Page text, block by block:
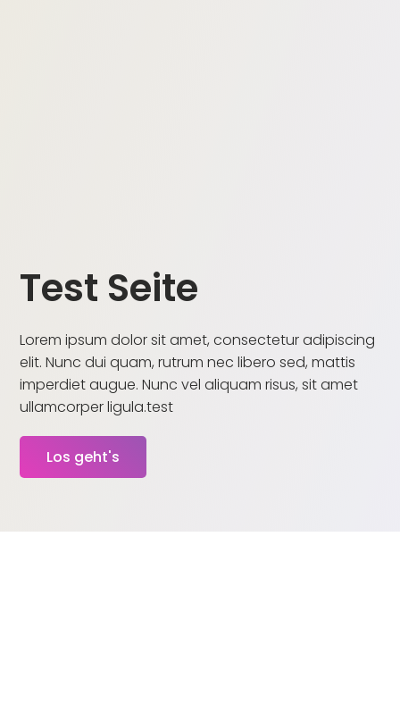
Test Seite
Lorem ipsum dolor sit amet, consectetur adipiscing
elit. Nunc dui quam, rutrum nec libero sed, mattis
imperdiet augue. Nunc vel aliquam risus, sit amet
ullamcorper ligula.test
Los geht's